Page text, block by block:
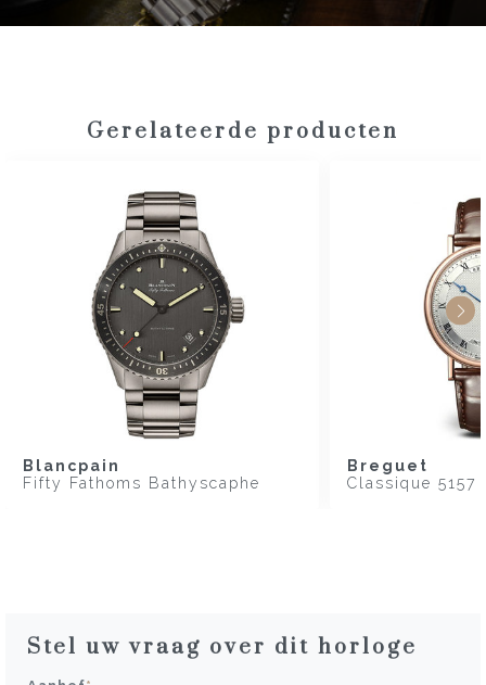
Gerelateerde producten
Blancpain
Fifty Fathoms Bathyscaphe
Breguet
Classique 5157
Stel uw vraag over dit horloge